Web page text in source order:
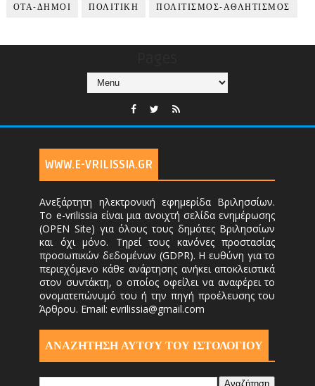
ΟΤΑ-ΔΗΜΟΙ ΠΟΛΙΤΙΚΗ ΠΟΛΙΤΙΣΜΟΣ-ΑΘΛΗΤΙΣΜΟΣ
WWW.E-VRILISSIA.GR
Ανεξάρτητη ηλεκτρονική εφημερίδα Βριλησσίων.
Το e-vrilissia είναι μια ανοιχτή σελίδα ενημέρωσης
(OPEN Site) για όλους τους δημότες Βριλησσίων
και όχι μόνο. Τηρεί τους κανόνες προστασίας
προσωπικών δεδομένων (GDPR). Η ευθύνη για το
περιεχόμενο κάθε ανάρτησης ανήκει αποκλειστικά
στον συντάκτη, ο οποίος οφείλει να αναφέρει το
ονοματεπώνυμό του ή την πηγή προέλευσης του
Άρθρου. Email: evrilissia@gmail.com
ΑΝΑΖΗΤΗΣΗ ΑΥΤΟΎ ΤΟΥ ΙΣΤΟΛΟΓΙΟΥ